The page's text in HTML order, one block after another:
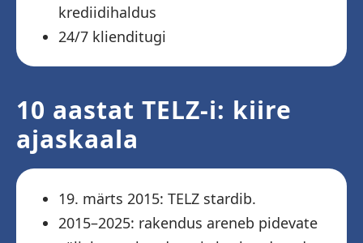
krediidihaldus
24/7 klienditugi
10 aastat TELZ-i: kiire
ajaskaala
19. märts 2015: TELZ stardib.
2015–2025: rakendus areneb pidevate